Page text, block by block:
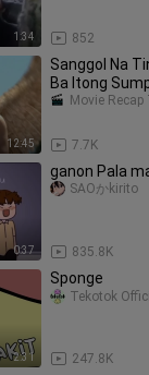
1:34 852
12:45
Sanggol Na
Ba Itong
Movie Recap
7.7K
Movie
0:37
ganon Pala
835.8K
SAOかkirito
2:31
Sponge
247.8K
Tekotok